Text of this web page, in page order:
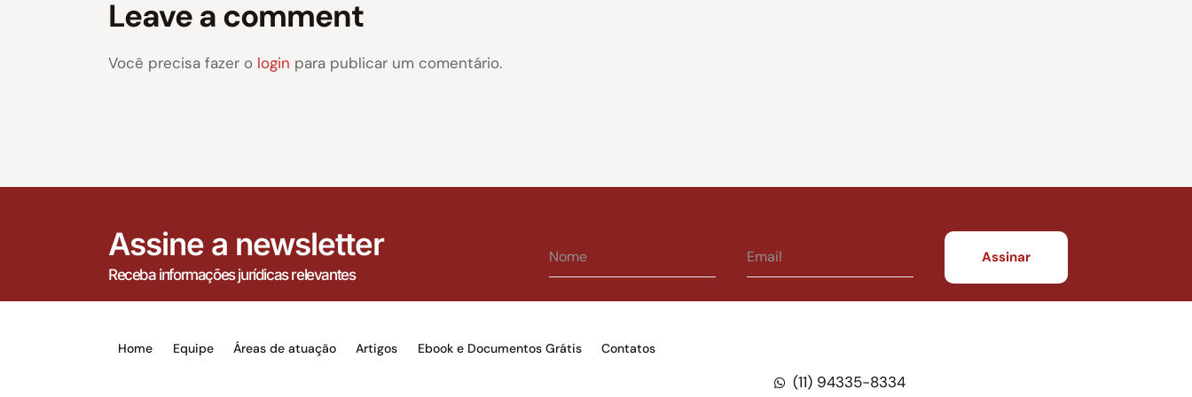
Leave a comment
Você precisa fazer o login para publicar um comentário.
Assine a newsletter
Receba informações jurídicas relevantes
Home Equipe Áreas de atuação Artigos Ebook e Documentos Grátis Contatos
(11) 94335-8334